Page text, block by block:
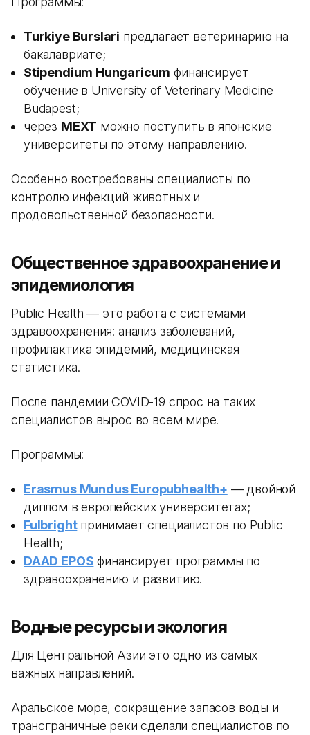
Turkiye Burslari предлагает ветеринарию на
бакалавриате;
Stipendium Hungaricum финансирует
обучение в University of Veterinary Medicine
Budapest;
через MEXT можно поступить в японские
университеты по этому направлению.
Особенно востребованы специалисты по
контролю инфекций животных и
продовольственной безопасности.
Общественное здравоохранение и
эпидемиология
Public Health — это работа с системами
здравоохранения: анализ заболеваний,
профилактика эпидемий, медицинская
статистика.
После пандемии COVID-19 спрос на таких
специалистов вырос во всем мире.
Программы:
Erasmus Mundus Europubhealth+ — двойной
диплом в европейских университетах;
Fulbrightпринимает специалистов по Public
Health;
DAAD EPOS финансирует программы по
здравоохранению и развитию.
Водные ресурсы и экология
Для Центральной Азии это одно из самых
важных направлений.
Аральское море, сокращение запасов воды и
трансграничные реки сделали специалистов по